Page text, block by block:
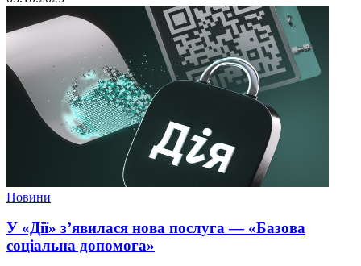
Новини
У «Дії» з’явилася нова послуга — «Базова
соціальна допомога»